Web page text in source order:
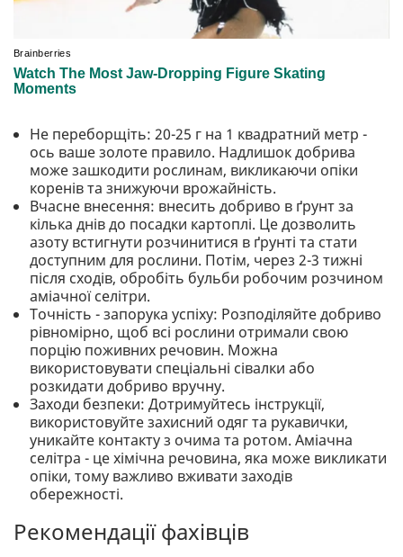
Не переборщіть: 20-25 г на 1 квадратний метр -
ось ваше золоте правило. Надлишок добрива
може зашкодити рослинам, викликаючи опіки
коренів та знижуючи врожайність.
Вчасне внесення: внесить добриво в ґрунт за
кілька днів до посадки картоплі. Це дозволить
азоту встигнути розчинитися в ґрунті та стати
доступним для рослини. Потім, через 2-3 тижні
після сходів, обробіть бульби робочим розчином
аміачної селітри.
Точність - запорука успіху: Розподіляйте добриво
рівномірно, щоб всі рослини отримали свою
порцію поживних речовин. Можна
використовувати спеціальні сівалки або
розкидати добриво вручну.
Заходи безпеки: Дотримуйтесь інструкції,
використовуйте захисний одяг та рукавички,
уникайте контакту з очима та ротом. Аміачна
селітра - це хімічна речовина, яка може викликати
опіки, тому важливо вживати заходів
обережності.
Рекомендації фахівців